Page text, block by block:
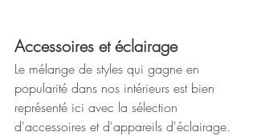
Accessoires et éclairage
Le mélange de styles qui gagne en
popularité dans nos intérieurs est bien
représenté ici avec la sélection
d'accessoires et d'appareils d'éclairage.